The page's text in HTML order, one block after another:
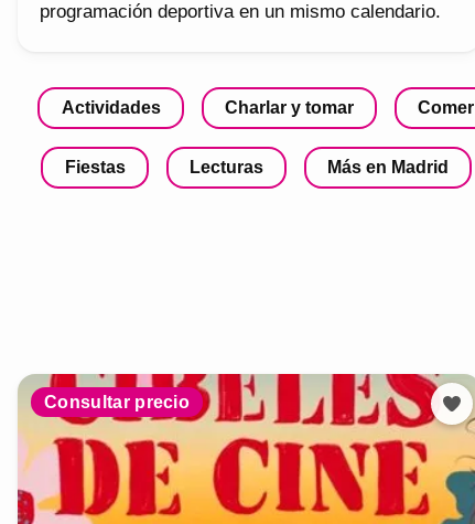
programación deportiva en un mismo calendario.
Actividades Charlar y tomar Comer
Fiestas Lecturas Más en Madrid
Consultar precio